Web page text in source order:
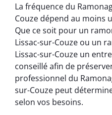
La fréquence du
Couze dépend au moins
Que ce soit pour un
Lissac-sur-Couze ou un
Lissac-sur-Couze un
conseillé afin de
professionnel du
sur-Couze peut
selon vos besoins.